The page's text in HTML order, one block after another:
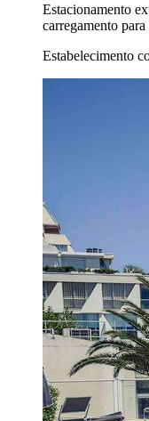
Estacionamento
carregamento
Estabelecimento